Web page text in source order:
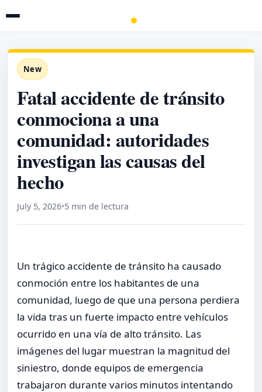
New
Fatal accidente de tránsito
conmociona a una
comunidad: autoridades
investigan las causas del
hecho
July 5, 2026•5 min de lectura
Un trágico accidente de tránsito ha causado
conmoción entre los habitantes de una
comunidad, luego de que una persona perdiera
la vida tras un fuerte impacto entre vehículos
ocurrido en una vía de alto tránsito. Las
imágenes del lugar muestran la magnitud del
siniestro, donde equipos de emergencia
trabajaron durante varios minutos intentando